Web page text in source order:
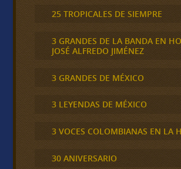
25 TROPICALES DE SIEMPRE
3 GRANDES DE LA BANDA EN
JOSÉ ALFREDO JIMÉNEZ
3 GRANDES DE MÉXICO
3 LEYENDAS DE MÉXICO
3 VOCES COLOMBIANAS EN LA
30 ANIVERSARIO